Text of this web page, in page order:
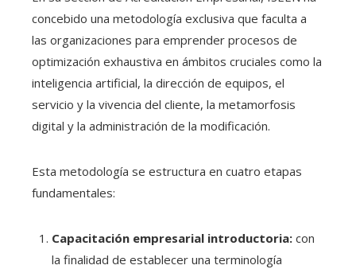
concebido una metodología exclusiva que faculta a
las organizaciones para emprender procesos de
optimización exhaustiva en ámbitos cruciales como la
inteligencia artificial, la dirección de equipos, el
servicio y la vivencia del cliente, la metamorfosis
digital y la administración de la modificación.
Esta metodología se estructura en cuatro etapas
fundamentales:
Capacitación empresarial introductoria: con
la finalidad de establecer una terminología